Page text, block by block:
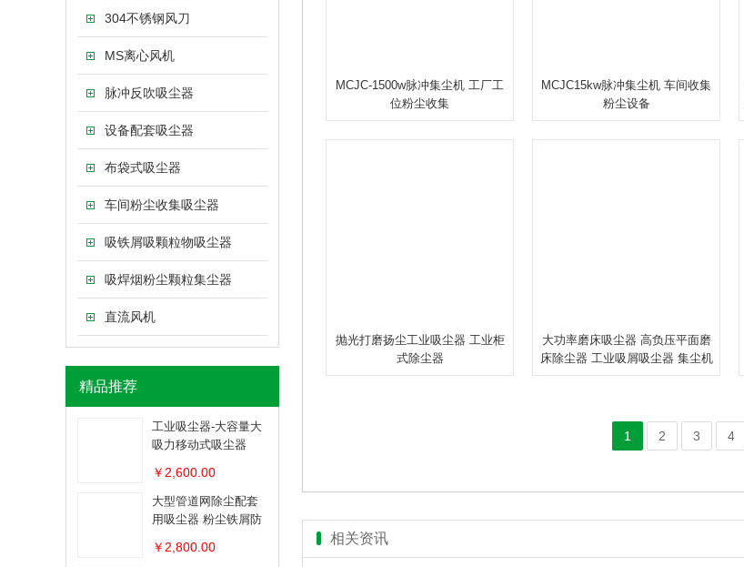
304不锈钢风刀
MS离心风机
脉冲反吹吸尘器
设备配套吸尘器
布袋式吸尘器
车间粉尘收集吸尘器
吸铁屑吸颗粒物吸尘器
吸焊烟粉尘颗粒集尘器
直流风机
精品推荐
工业吸尘器-大容量大
吸力移动式吸尘器
￥2,600.00
大型管道网除尘配套
用吸尘器 粉尘铁屑防
￥2,800.00
MCJC-1500w脉冲集尘机 工厂工
位粉尘收集
MCJC15kw脉冲集尘机 车间收集
粉尘设备
抛光打磨扬尘工业吸尘器 工业柜
式除尘器
大功率磨床吸尘器 高负压平面磨
床除尘器 工业吸屑吸尘器 集尘机
1 2 3 4
相关资讯